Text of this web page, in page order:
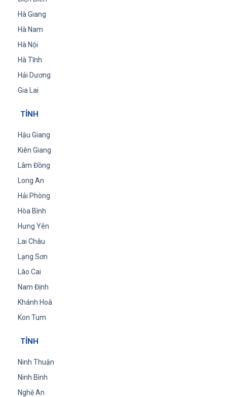
Hà Giang
Hà Nam
Hà Nội
Hà Tĩnh
Hải Dương
Gia Lai
TỈNH
Hậu Giang
Kiên Giang
Lâm Đồng
Long An
Hải Phòng
Hòa Bình
Hưng Yên
Lai Châu
Lạng Sơn
Lào Cai
Nam Định
Khánh Hoà
Kon Tum
TỈNH
Ninh Thuận
Ninh Bình
Nghệ An